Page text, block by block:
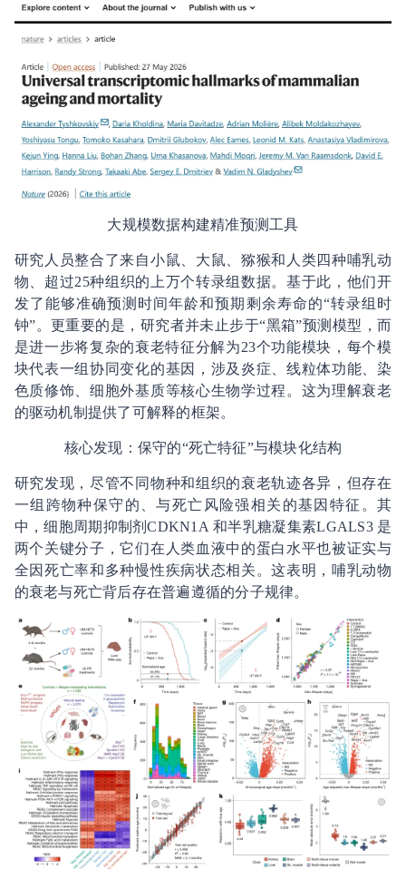
大规模数据构建精准预测工具
研究人员整合了来自小鼠、大鼠、猕猴和人类四种哺乳动
物、超过25种组织的上万个转录组数据。基于此，他们开
发了能够准确预测时间年龄和预期剩余寿命的“转录组时
钟”。更重要的是，研究者并未止步于“黑箱”预测模型，而
是进一步将复杂的衰老特征分解为23个功能模块，每个模
块代表一组协同变化的基因，涉及炎症、线粒体功能、染
色质修饰、细胞外基质等核心生物学过程。这为理解衰老
的驱动机制提供了可解释的框架。
核心发现：保守的“死亡特征”与模块化结构
研究发现，尽管不同物种和组织的衰老轨迹各异，但存在
一组跨物种保守的、与死亡风险强相关的基因特征。其
中，细胞周期抑制剂CDKN1A 和半乳糖凝集素LGALS3 是
两个关键分子，它们在人类血液中的蛋白水平也被证实与
全因死亡率和多种慢性疾病状态相关。这表明，哺乳动物
的衰老与死亡背后存在普遍遵循的分子规律。